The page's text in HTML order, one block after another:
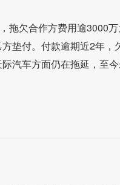
拖欠合作方费用逾3000
垫付。付款逾期近2年
汽车方面仍在拖延，至